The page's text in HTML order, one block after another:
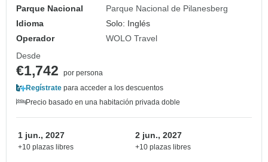
Parque Nacional
Parque Nacional de Pilanesberg
Idioma
Solo: Inglés
Operador
WOLO Travel
Desde
€1,742
por persona
Regístrate para acceder a los descuentos
Precio basado en una habitación privada doble
1 jun., 2027
+10 plazas libres
2 jun., 2027
+10 plazas libres